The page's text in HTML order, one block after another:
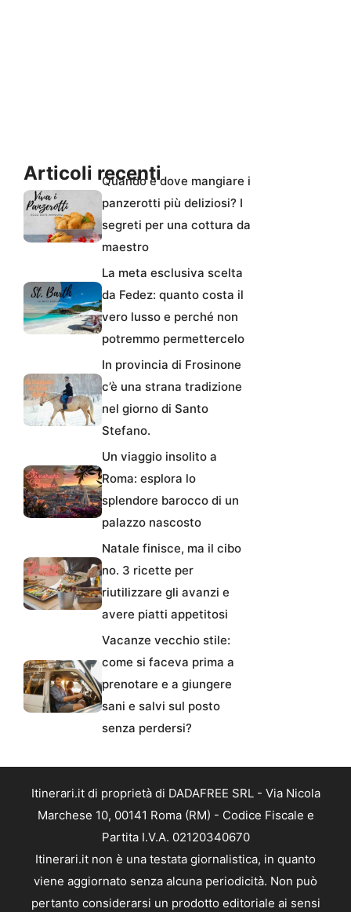
Articoli recentiQuando e dove mangiare i
panzerotti più deliziosi? I
segreti per una cottura da
maestro
La meta esclusiva scelta
da Fedez: quanto costa il
vero lusso e perché non
potremmo permettercelo
In provincia di Frosinone
c’è una strana tradizione
nel giorno di Santo
Stefano.
Un viaggio insolito a
Roma: esplora lo
splendore barocco di un
palazzo nascosto
Natale finisce, ma il cibo
no. 3 ricette per
riutilizzare gli avanzi e
avere piatti appetitosi
Vacanze vecchio stile:
come si faceva prima a
prenotare e a giungere
sani e salvi sul posto
senza perdersi?
Itinerari.it di proprietà di DADAFREE SRL - Via Nicola
Marchese 10, 00141 Roma (RM) - Codice Fiscale e
Partita I.V.A. 02120340670
Itinerari.it non è una testata giornalistica, in quanto
viene aggiornato senza alcuna periodicità. Non può
pertanto considerarsi un prodotto editoriale ai sensi